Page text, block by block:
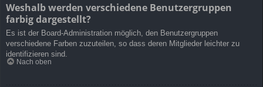
Weshalb werden verschiedene Benutzergruppen
farbig dargestellt?
Es ist der Board-Administration möglich, den Benutzergruppen
verschiedene Farben zuzuteilen, so dass deren Mitglieder leichter zu
identifizieren sind.
Nach oben